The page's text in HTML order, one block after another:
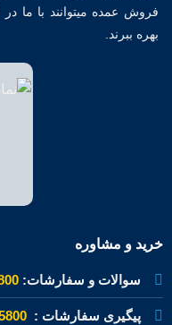
فروش عمده میتوانند با ما در
بهره ببرند.
خرید و مشاوره
سوالات و سفارشات:
پیگیری سفارشات :